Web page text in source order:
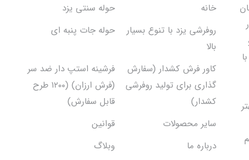
خانه
حوله سنتی یزد
روفرشی یزد با تنوع بسیار
بالا
حوله جات پنبه ای
کاور فرش کشدار (سفارش
گذاری برای تولید روفرشی
کشدار)
فرشینه استپ دار ضد سر
(فرش ارزان) (۱۲۰۰ طرح
قابل سفارش)
سایر محصولات
قوانین
درباره ما
وبلاگ